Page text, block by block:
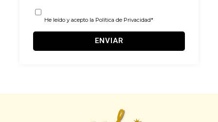
He leído y acepto la Política de Privacidad*
ENVIAR